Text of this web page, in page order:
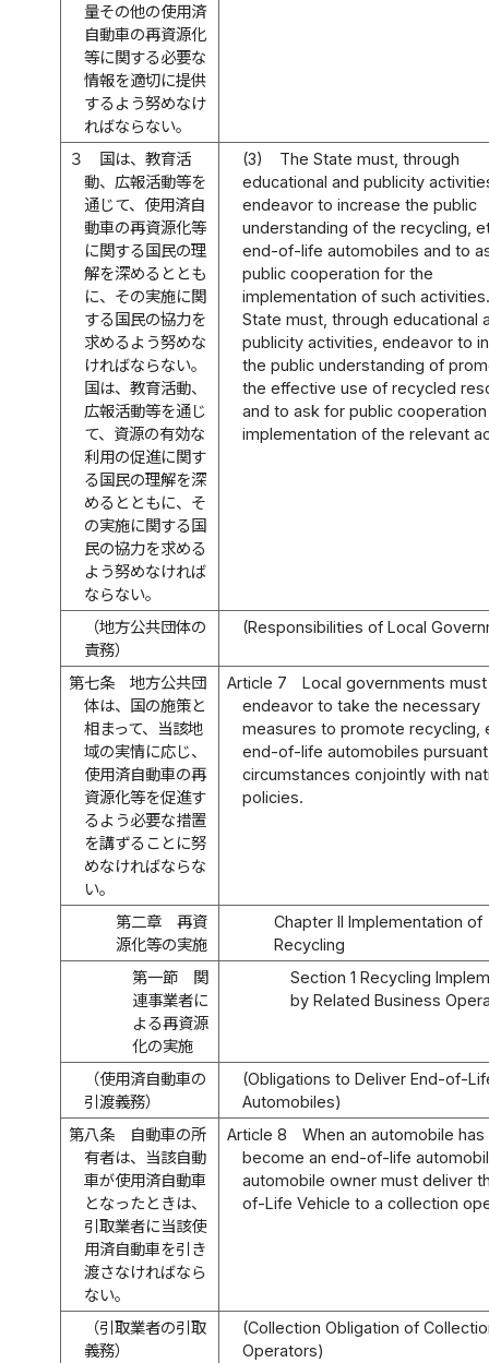
量その他の使用済
自動車の再資源化
等に関する必要な
情報を適切に提供
するよう努めなけ
ればならない。
３
国は、教育活
動、広報活動等を
通じて、使用済自
動車の再資源化等
に関する国民の理
解を深めるととも
に、その実施に関
する国民の協力を
求めるよう努めな
ければならない。
国は、教育活動、
広報活動等を通じ
て、資源の有効な
利用の促進に関す
る国民の理解を深
めるとともに、そ
の実施に関する国
民の協力を求める
よう努めなければ
ならない。
(3)
The State must, through
educational and publicity
endeavor to increase the public
understanding of the recycling,
end-of-life automobiles and to
public cooperation for the
implementation of such
State must, through educational
publicity activities, endeavor to
the public understanding of
the effective use of recycled
and to ask for public
implementation of the relevant
（地方公共団体の
責務）
(Responsibilities of Local
第七条
地方公共団
体は、国の施策と
相まって、当該地
域の実情に応じ、
使用済自動車の再
資源化等を促進す
るよう必要な措置
を講ずることに努
めなければならな
い。
Article 7
Local governments must
endeavor to take the necessary
measures to promote recycling,
end-of-life automobiles
circumstances conjointly with
policies.
第二章 再資
源化等の実施
Chapter II Implementation of
Recycling
第一節 関
連事業者に
よる再資源
化の実施
Section 1 Recycling
by Related Business
（使用済自動車の
引渡義務）
(Obligations to Deliver End-of-
Automobiles)
第八条
自動車の所
有者は、当該自動
車が使用済自動車
となったときは、
引取業者に当該使
用済自動車を引き
渡さなければなら
ない。
Article 8
When an automobile has
become an end-of-life
automobile owner must deliver
of-Life Vehicle to a collection
（引取業者の引取
義務）
(Collection Obligation of
Operators)